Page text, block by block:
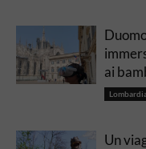
ai
Un